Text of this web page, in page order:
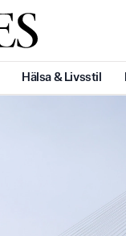
Hälsa & Livsstil